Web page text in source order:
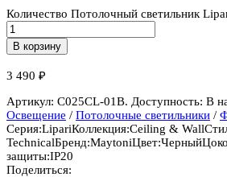
Количество Потолочный светильник
В корзину
3 490 ₽
Артикул: C025CL-01B. Доступность: В
Освещение / Потолочные светильники /
Серия:LipariКоллекция:Ceiling & Wall
TechnicalБренд:MaytoniЦвет:Черный
защиты:IP20
Поделиться: